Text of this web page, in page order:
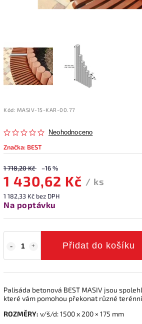
Kód: MASIV-15-KAR-00.77
Neohodnoceno
Značka: BEST
1 718,20 Kč –16 %
1 430,62 Kč / ks
1 182,33 Kč bez DPH
Na poptávku
Přidat do košíku
Palisáda betonová BEST MASIV jsou
které vám pomohou překonat různé
ROZMĚRY: v/š/d: 1500 x 200 × 175 mm